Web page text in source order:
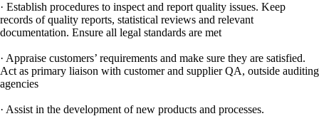
· Establish procedures to inspect and report quality issues. Keep
records of quality reports, statistical reviews and relevant
documentation. Ensure all legal standards are met
· Appraise customers’ requirements and make sure they are satisfied.
Act as primary liaison with customer and supplier QA, outside auditing
agencies
· Assist in the development of new products and processes.